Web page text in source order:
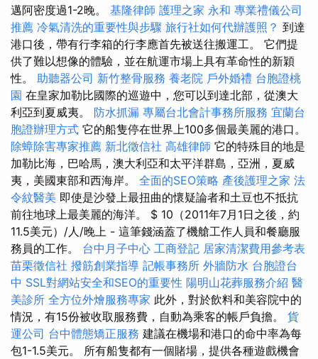
邁阿密度過1-2晚。 基隆律師 護理之家 永和 專業禮儀公司
推薦 冷氣清洗的重要性與步驟 旅行社如何代辦護照？ 到達
港口後，帶有行李箱的行李應首先被送往搬運工。 它們提
供了難以想像的體驗，並在航運市場上具有革命性的新穎
性。 助聽器公司 新竹整骨服務 養老院 戶外婚禮 台胞證桃
園 在皇家加勒比國際的巡遊中，您可以到達北部，從澳大
利亞到夏威夷。 防水抓漏 專屬台北會計事務所服務 宜蘭台
胞證辦理方式 它的船隻停在世界上100多個最美麗的港口。
除蟑除害專家推薦 新北徵信社 高雄律師 它的特殊目的地是
加勒比海，巴哈馬，澳大利亞和太平洋群島，亞洲，夏威
夷，美國東部和西海岸。 全面的SEO策略 產後護理之家 法
令紋醫美 即使是沙發上最扭曲的懷疑論者和土豆也不抵抗
前往地球上最美麗的海洋。 $ 10（2011年7月1日之後，約
11.5美元）/人/晚上 - 這筆錢涵蓋了機艙工作人員和餐廳服
務員的工作。 台中月子中心 工商登記 居家清潔費用參考表
苗栗徵信社 撥筋創業指導 記帳事務所 外牆防水 台胞證台
中 SSL對網站安全和SEO的重要性 陽明山花葬服務介紹 醫
美診所 全方位外燴服務專家 此外，對於飲料和美容院中的
情況，有15份被收取服務費，自動為乘客的帳戶負擔。 貨
運公司 台中體態矯正服務 建議在機場和港口的命中率為每
包1-1.5美元。 所有船隻都有一個賭場，提供各種遊戲機會